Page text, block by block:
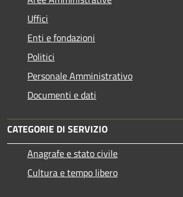
Uffici
Enti e fondazioni
Politici
Personale Amministrativo
Documenti e dati
CATEGORIE DI SERVIZIO
Anagrafe e stato civile
Cultura e tempo libero